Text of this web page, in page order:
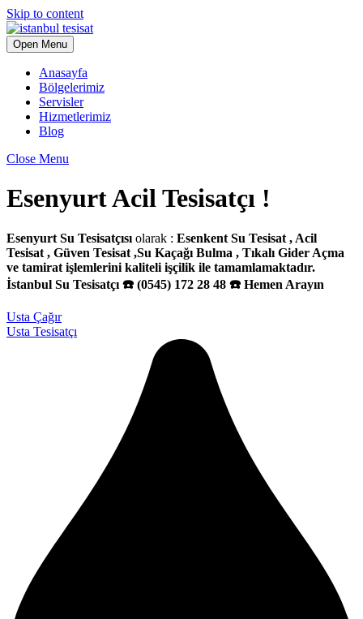
Skip to content
Open Menu
Anasayfa
Bölgelerimiz
Servisler
Hizmetlerimiz
Blog
Close Menu
Esenyurt Acil Tesisatçı !
Esenyurt Su Tesisatçısı olarak : Esenkent Su Tesisat , Acil
Tesisat , Güven Tesisat ,Su Kaçağı Bulma , Tıkalı Gider Açma
ve tamirat işlemlerini kaliteli işçilik ile tamamlamaktadır.
İstanbul Su Tesisatçı ☎️ (0545) 172 28 48 ☎️ Hemen Arayın
Usta Çağır
Usta Tesisatçı